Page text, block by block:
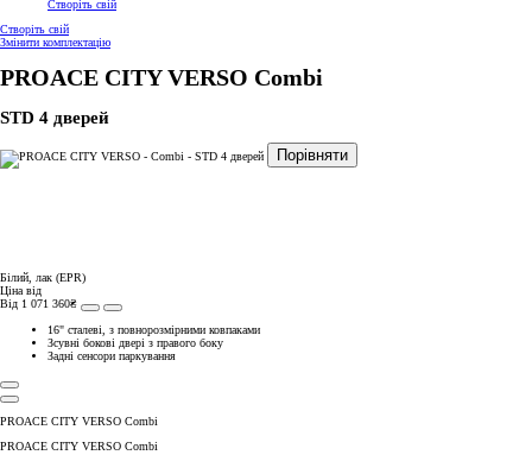
Створіть свій
Створіть свій
Змінити комплектацію
PROACE CITY VERSO Combi
STD 4 дверей
Порівняти
Білий, лак (EPR)
Ціна від
Від 1 071 360₴
16" сталеві, з повнорозмірними ковпаками
Зсувні бокові двері з правого боку
Задні сенсори паркування
PROACE CITY VERSO Combi
PROACE CITY VERSO Combi